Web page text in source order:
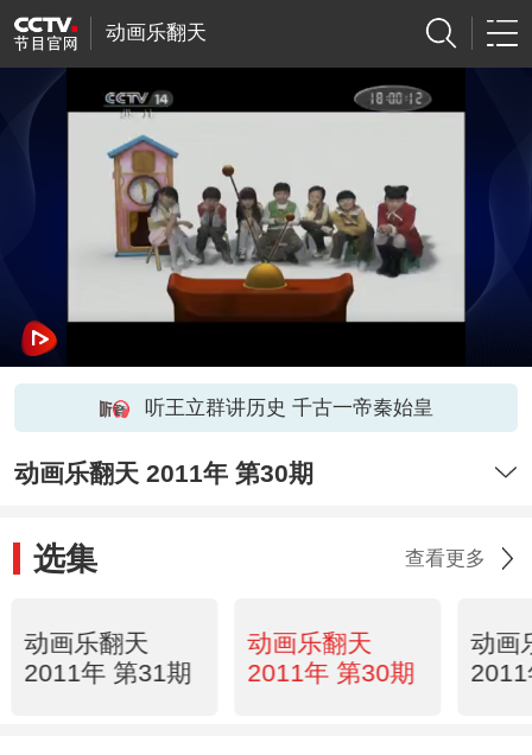
动画乐翻天
听王立群讲历史 千古一帝秦始皇
动画乐翻天 2011年 第30期
选集 查看更多
动画乐翻天
2011年 第31期
动画乐翻天
2011年 第30期
动画